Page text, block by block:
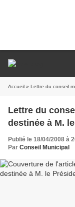
Accueil » Lettre du conseil
Lettre du
destinée à M.
Publié le 18/04/2008 à
Par Conseil Municipal